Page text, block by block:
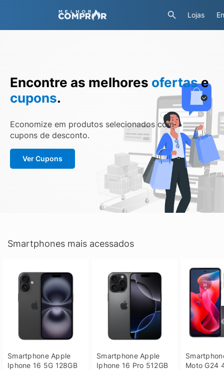
Lojas
Encontre as melhores ofertase
cupons.
Economize em produtos selecionados com
cupons de desconto.
Ver Cupons
Smartphones mais acessados
Smartphone Apple
Iphone 16 5G 128GB
Smartphone Apple
Iphone 16 Pro 512GB
Moto G24